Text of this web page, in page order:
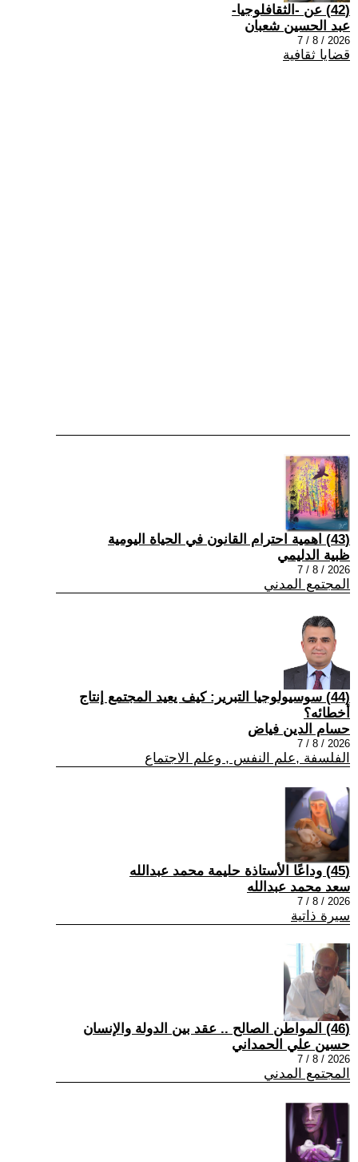
(42) عن -الثقافلوجيا-
عبد الحسين شعبان
2026 / 8 / 7
قضايا ثقافية
(43) اهمية احترام القانون في الحياة اليومية
ظبية الدليمي
2026 / 8 / 7
المجتمع المدني
(44) سوسيولوجيا التبرير: كيف يعيد المجتمع إنتاج
أخطائه؟
حسام الدين فياض
2026 / 8 / 7
الفلسفة ,علم النفس , وعلم الاجتماع
(45) وداعًا الأستاذة حليمة محمد عبدالله
سعد محمد عبدالله
2026 / 8 / 7
سيرة ذاتية
(46) المواطن الصالح .. عقد بين الدولة والإنسان
حسين علي الحمداني
2026 / 8 / 7
المجتمع المدني